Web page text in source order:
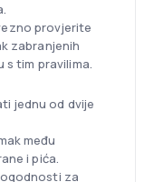
provjerite
zabranjenih
s tim pravilima.
jednu od dvije
među
i pića.
za